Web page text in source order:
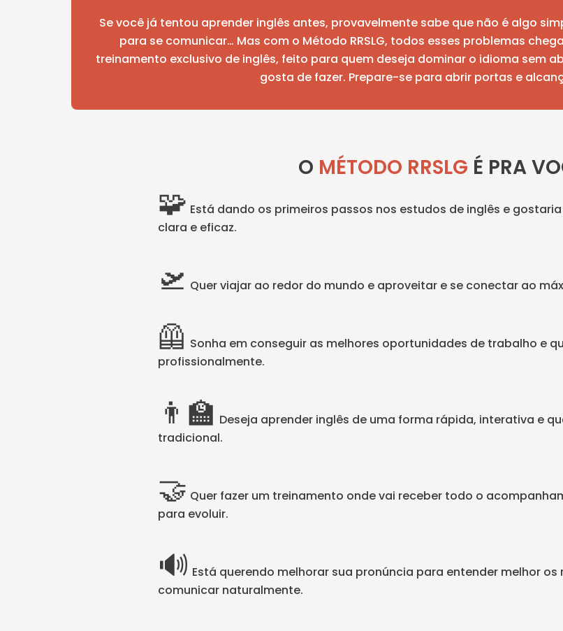
Se você já tentou aprender inglês antes, provavelmente sabe que não é algo
para se comunicar… Mas com o Método RRSLG, todos esses problemas
treinamento exclusivo de inglês, feito para quem deseja dominar o idioma sem
gosta de fazer. Prepare-se para abrir portas e
O MÉTODO RRSLG É PRA
🧩 Está dando os primeiros passos nos estudos de inglês e
clara e eficaz.
🛫 Quer viajar ao redor do mundo e aproveitar e se conectar ao
🦺 Sonha em conseguir as melhores oportunidades de trabalho e
profissionalmente.
👨‍🏫 Deseja aprender inglês de uma forma rápida, interativa e
tradicional.
🤝 Quer fazer um treinamento onde vai receber todo o
para evoluir.
🔊 Está querendo melhorar sua pronúncia para entender melhor os
comunicar naturalmente.